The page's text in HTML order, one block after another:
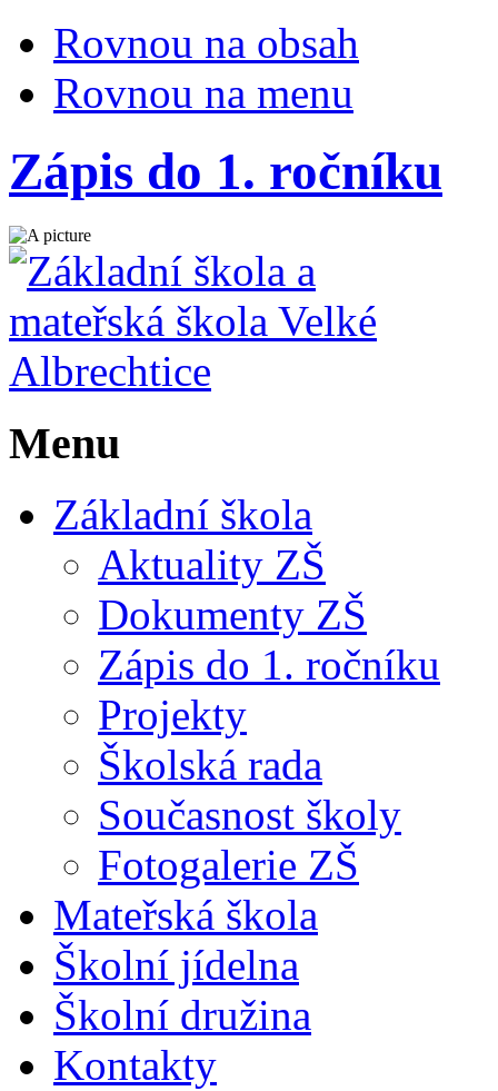
Rovnou na obsah
Rovnou na menu
Zápis do 1. ročníku
Menu
Základní škola
Aktuality ZŠ
Dokumenty ZŠ
Zápis do 1. ročníku
Projekty
Školská rada
Současnost školy
Fotogalerie ZŠ
Mateřská škola
Školní jídelna
Školní družina
Kontakty